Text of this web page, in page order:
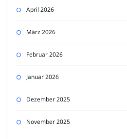
April 2026
März 2026
Februar 2026
Januar 2026
Dezember 2025
November 2025